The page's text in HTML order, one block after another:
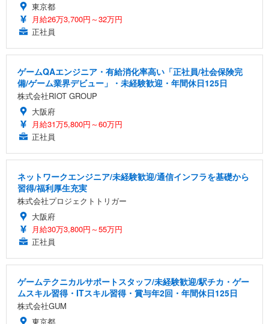
東京都
月給26万3,700円～32万円
正社員
ゲームQAエンジニア・有給消化率高い「正社員/社会保険完
備/ゲーム業界デビュー」・未経験歓迎・年間休日125日
株式会社RIOT GROUP
大阪府
月給31万5,800円～60万円
正社員
ネットワークエンジニア/未経験歓迎/通信インフラを基礎から
習得/福利厚生充実
株式会社プロジェクトトリガー
大阪府
月給30万3,800円～55万円
正社員
ゲームテクニカルサポートスタッフ/未経験歓迎/駅チカ・ゲー
ムスキル習得・ITスキル習得・賞与年2回・年間休日125日
株式会社GUM
東京都